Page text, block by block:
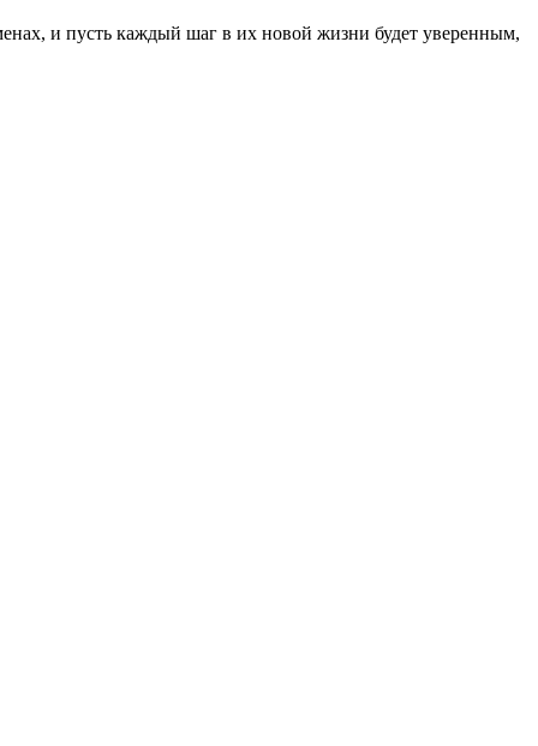
и пусть каждый шаг в их новой жизни будет уверенным,